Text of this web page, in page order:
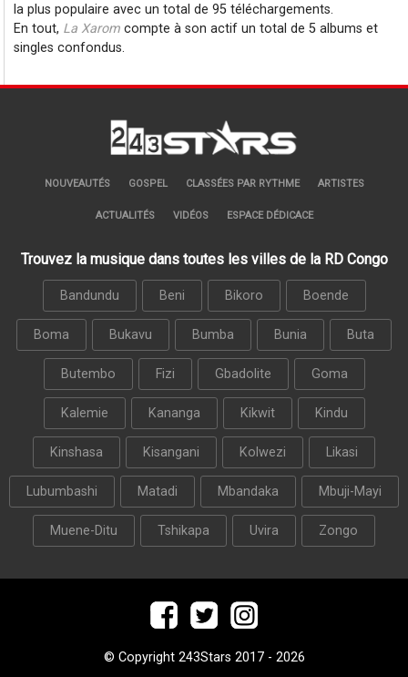
la plus populaire avec un total de 95 téléchargements.
En tout, La Xarom compte à son actif un total de 5 albums et
singles confondus.
NOUVEAUTÉS GOSPEL CLASSÉES PAR RYTHME ARTISTES
ACTUALITÉS VIDÉOS ESPACE DÉDICACE
Trouvez la musique dans toutes les villes de la RD Congo
Bandundu Beni Bikoro Boende
Boma Bukavu Bumba Bunia Buta
Butembo Fizi Gbadolite Goma
Kalemie Kananga Kikwit Kindu
Kinshasa Kisangani Kolwezi Likasi
Lubumbashi Matadi Mbandaka Mbuji-Mayi
Muene-Ditu Tshikapa Uvira Zongo
© Copyright 243Stars 2017 - 2026